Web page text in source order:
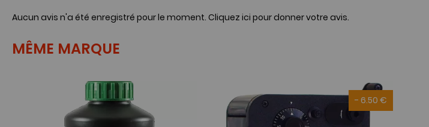
Aucun avis n'a été enregistré pour le moment. Cliquez ici pour donner votre avis.
MÊME MARQUE
- 6.50 €